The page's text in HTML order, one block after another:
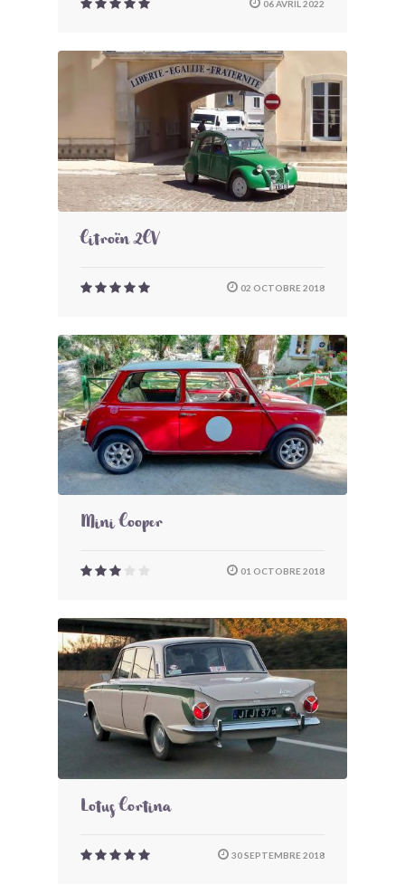
06 AVRIL 2022
Citroën 2CV
02 OCTOBRE 2018
Mini Cooper
01 OCTOBRE 2018
Lotus Cortina
30 SEPTEMBRE 2018